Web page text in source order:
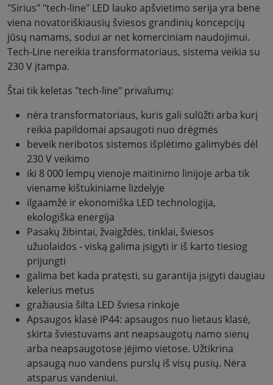
"Sirius" "tech-line" LED lauko apšvietimo serija yra bene
viena novatoriškiausių šviesos grandinių koncepcijų
jūsų namams, sodui ar net komerciniam naudojimui.
Tech-Line nereikia transformatoriaus, sistema veikia su
230 V įtampa.
Štai tik keletas "tech-line" privalumų:
nėra transformatoriaus, kuris gali sulūžti arba kurį
reikia papildomai apsaugoti nuo drėgmės
beveik neribotos sistemos išplėtimo galimybės dėl
230 V veikimo
iki 8 000 lempų vienoje maitinimo linijoje arba tik
viename kištukiniame lizdelyje
ilgaamžė ir ekonomiška LED technologija,
ekologiška energija
Pasakų žibintai, žvaigždės, tinklai, šviesos
užuolaidos - viską galima įsigyti ir iš karto tiesiog
prijungti
galima bet kada pratęsti, su garantija įsigyti daugiau
kelerius metus
gražiausia šilta LED šviesa rinkoje
Apsaugos klasė IP44: apsaugos nuo lietaus klasė,
skirta šviestuvams ant neapsaugotų namo sienų
arba neapsaugotose įėjimo vietose. Užtikrina
apsaugą nuo vandens purslų iš visų pusių. Nėra
atsparus vandeniui.